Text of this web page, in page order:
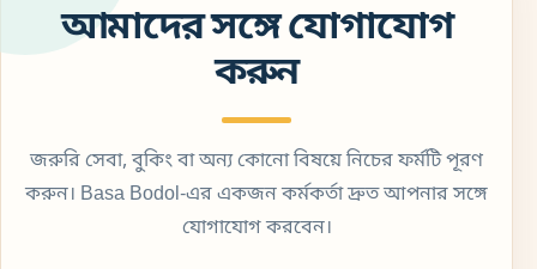
আমাদের সঙ্গে যোগাযোগ
করুন
জরুরি সেবা, বুকিং বা অন্য কোনো বিষয়ে নিচের ফর্মটি পূরণ
করুন। Basa Bodol-এর একজন কর্মকর্তা দ্রুত আপনার সঙ্গে
যোগাযোগ করবেন।